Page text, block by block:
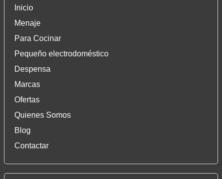
Inicio
Menaje
Para Cocinar
Pequeño electrodoméstico
Despensa
Marcas
Ofertas
Quienes Somos
Blog
Contactar